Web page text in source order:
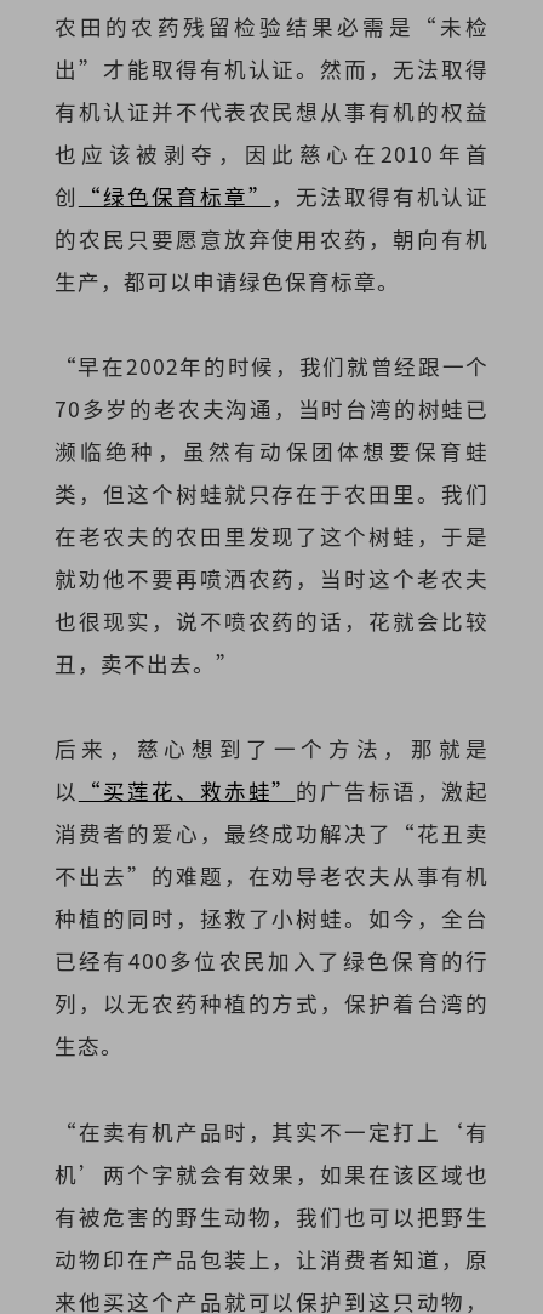
农田的农药残留检验结果必需是“未检
出”才能取得有机认证。然而，无法取得
有机认证并不代表农民想从事有机的权益
也应该被剥夺，因此慈心在2010年首
创 “绿色保育标章” ，无法取得有机认证
的农民只要愿意放弃使用农药，朝向有机
生产，都可以申请绿色保育标章。
“早在2002年的时候，我们就曾经跟一个
70多岁的老农夫沟通，当时台湾的树蛙已
濒临绝种，虽然有动保团体想要保育蛙
类，但这个树蛙就只存在于农田里。我们
在老农夫的农田里发现了这个树蛙，于是
就劝他不要再喷洒农药，当时这个老农夫
也很现实，说不喷农药的话，花就会比较
丑，卖不出去。”
后来，慈心想到了一个方法，那就是
以 “买莲花、救赤蛙” 的广告标语，激起
消费者的爱心，最终成功解决了“花丑卖
不出去”的难题，在劝导老农夫从事有机
种植的同时，拯救了小树蛙。如今，全台
已经有400多位农民加入了绿色保育的行
列，以无农药种植的方式，保护着台湾的
生态。
“在卖有机产品时，其实不一定打上‘有
机’两个字就会有效果，如果在该区域也
有被危害的野生动物，我们也可以把野生
动物印在产品包装上，让消费者知道，原
来他买这个产品就可以保护到这只动物，